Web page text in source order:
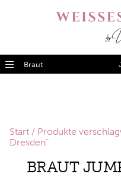
Braut
Start / Produkte
Dresden“
BRAUT